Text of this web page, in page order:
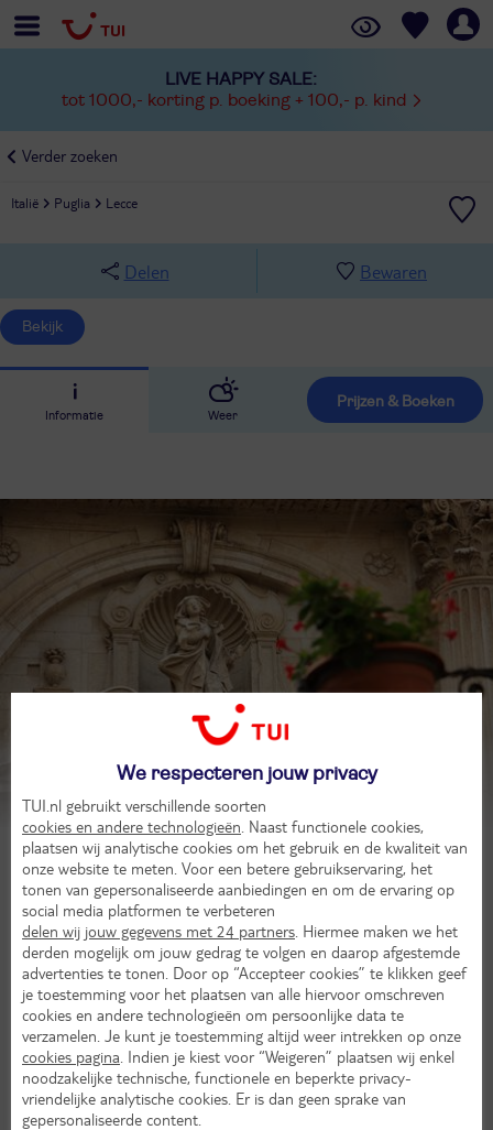
LIVE HAPPY SALE:
tot 1000,- korting p. boeking + 100,- p. kind
Verder zoeken
Italië Puglia Lecce
Delen Bewaren
Bekijk
Informatie Weer
Prijzen & Boeken
Lecce
We respecteren jouw privacy
TUI.nl gebruikt verschillende soorten
cookies en andere technologieën . Naast functionele cookies,
plaatsen wij analytische cookies om het gebruik en de kwaliteit van
onze website te meten. Voor een betere gebruikservaring, het
tonen van gepersonaliseerde aanbiedingen en om de ervaring op
social media platformen te verbeteren
delen wij jouw gegevens met 24 partners . Hiermee maken we het
derden mogelijk om jouw gedrag te volgen en daarop afgestemde
advertenties te tonen. Door op “Accepteer cookies” te klikken geef
je toestemming voor het plaatsen van alle hiervoor omschreven
cookies en andere technologieën om persoonlijke data te
verzamelen. Je kunt je toestemming altijd weer intrekken op onze
cookies pagina . Indien je kiest voor “Weigeren” plaatsen wij enkel
noodzakelijke technische, functionele en beperkte privacy-
vriendelijke analytische cookies. Er is dan geen sprake van
gepersonaliseerde content.